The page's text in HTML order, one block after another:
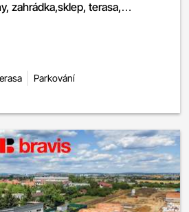
zahrádka,sklep, terasa,
Parkování